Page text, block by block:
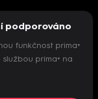
podporováno
funkčnost prima+
prima+ na